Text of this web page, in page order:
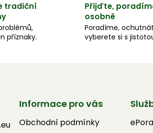
tradiční
příznaky.
Přijďte,
osobně
Poradíme,
vyberete si s
Informace pro vás
Obchodní podmínky